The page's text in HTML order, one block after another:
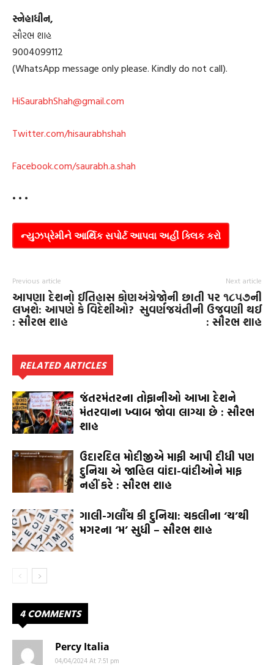
સ્નેહાધીન,
સૌરભ શાહ
9004099112
(WhatsApp message only please. Kindly do not call).
HiSaurabhShah@gmail.com
Twitter.com/hisaurabhshah
Facebook.com/saurabh.a.shah
• • •
ન્યુઝપ્રેમીને આર્થિક સપોર્ટ આપવા અહીં ક્લિક કરો
Previous article
આપણા દેશનો ઈતિહાસ કોણ
લખશે: આપણે કે વિદેશીઓ?
: સૌરભ શાહ
Next article
અંગ્રેજોની છાતી પર ૧૮૫૭ની
સુવર્ણજયંતીની ઉજવણી થઈ
: સૌરભ શાહ
RELATED ARTICLES
જંતરમંતરના તોફાનીઓ આખા દેશને
મંતરવાના ખ્વાબ જોવા લાગ્યા છે : સૌરભ
શાહ
ઉદારદિલ મોદીજીએ માફી આપી દીધી પણ
દુનિયા એ જાહિલ વાંદા-વાંદીઓને માફ
નહીં કરે : સૌરભ શાહ
ગાલી-ગલૌંચ કી દુનિયા: ચકલીના ‘ચ’થી
મગરના ‘મ’ સુધી – સૌરભ શાહ
4 COMMENTS
Percy Italia
04/04/2024 At 7:51 pm